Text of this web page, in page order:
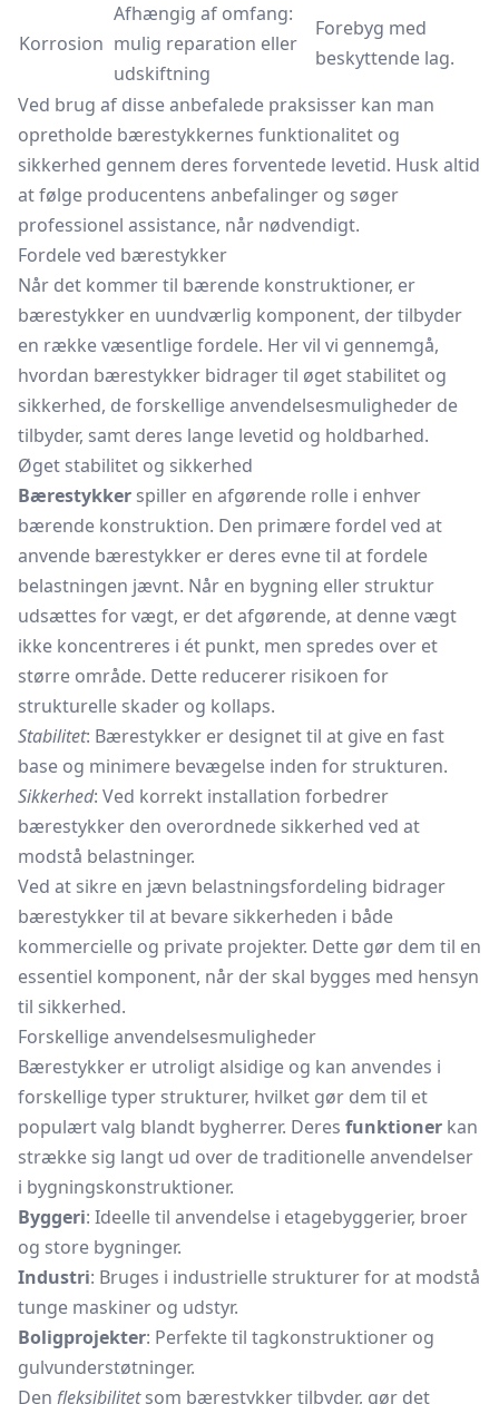
Korrosion
Afhængig af omfang:
mulig reparation eller
udskiftning
Forebyg med
beskyttende lag.
Ved brug af disse anbefalede praksisser kan man
opretholde bærestykkernes funktionalitet og
sikkerhed gennem deres forventede levetid. Husk altid
at følge producentens anbefalinger og søger
professionel assistance, når nødvendigt.
Fordele ved bærestykker
Når det kommer til bærende konstruktioner, er
bærestykker en uundværlig komponent, der tilbyder
en række væsentlige fordele. Her vil vi gennemgå,
hvordan bærestykker bidrager til øget stabilitet og
sikkerhed, de forskellige anvendelsesmuligheder de
tilbyder, samt deres lange levetid og holdbarhed.
Øget stabilitet og sikkerhed
Bærestykker spiller en afgørende rolle i enhver
bærende konstruktion. Den primære fordel ved at
anvende bærestykker er deres evne til at fordele
belastningen jævnt. Når en bygning eller struktur
udsættes for vægt, er det afgørende, at denne vægt
ikke koncentreres i ét punkt, men spredes over et
større område. Dette reducerer risikoen for
strukturelle skader og kollaps.
Stabilitet: Bærestykker er designet til at give en fast
base og minimere bevægelse inden for strukturen.
Sikkerhed: Ved korrekt installation forbedrer
bærestykker den overordnede sikkerhed ved at
modstå belastninger.
Ved at sikre en jævn belastningsfordeling bidrager
bærestykker til at bevare sikkerheden i både
kommercielle og private projekter. Dette gør dem til en
essentiel komponent, når der skal bygges med hensyn
til sikkerhed.
Forskellige anvendelsesmuligheder
Bærestykker er utroligt alsidige og kan anvendes i
forskellige typer strukturer, hvilket gør dem til et
populært valg blandt bygherrer. Deres funktioner kan
strække sig langt ud over de traditionelle anvendelser
i bygningskonstruktioner.
Byggeri: Ideelle til anvendelse i etagebyggerier, broer
og store bygninger.
Industri: Bruges i industrielle strukturer for at modstå
tunge maskiner og udstyr.
Boligprojekter: Perfekte til tagkonstruktioner og
gulvunderstøtninger.
Den fleksibilitetsom bærestykker tilbyder, gør det